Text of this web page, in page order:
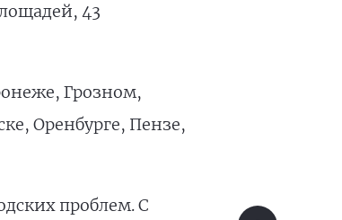
43
Грозном,
Оренбурге, Пензе,
проблем. С